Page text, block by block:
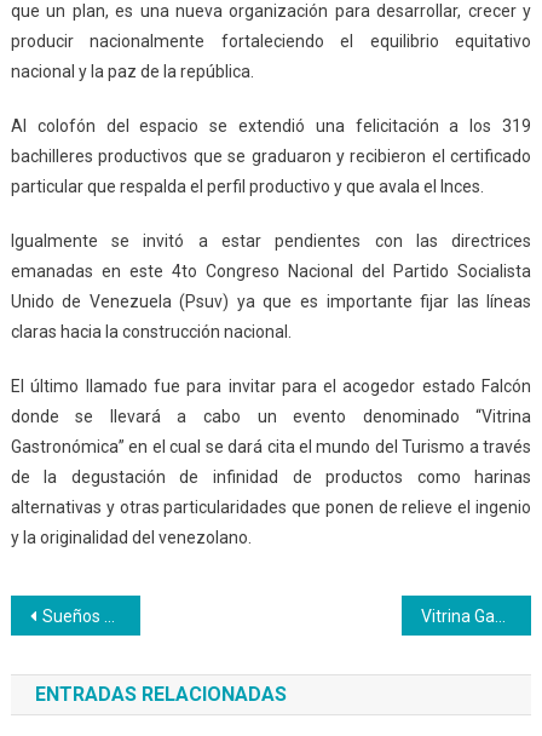
que un plan, es una nueva organización para desarrollar, crecer y
producir nacionalmente fortaleciendo el equilibrio equitativo
nacional y la paz de la república.
Al colofón del espacio se extendió una felicitación a los 319
bachilleres productivos que se graduaron y recibieron el certificado
particular que respalda el perfil productivo y que avala el Inces.
Igualmente se invitó a estar pendientes con las directrices
emanadas en este 4to Congreso Nacional del Partido Socialista
Unido de Venezuela (Psuv) ya que es importante fijar las líneas
claras hacia la construcción nacional.
El último llamado fue para invitar para el acogedor estado Falcón
donde se llevará a cabo un evento denominado “Vitrina
Gastronómica” en el cual se dará cita el mundo del Turismo a través
de la degustación de infinidad de productos como harinas
alternativas y otras particularidades que ponen de relieve el ingenio
y la originalidad del venezolano.
Navegación
de
entradas
Sueños de Juventud 4
ENTRADAS RELACIONADAS